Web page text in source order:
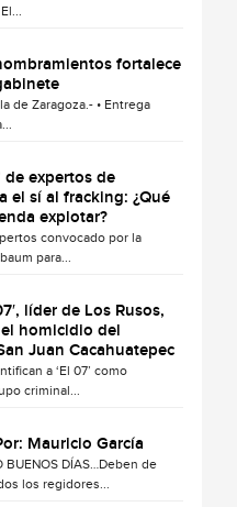
fortalece
de Zaragoza.- • Entrega
de expertos de
el sí al fracking: ¿Qué
explotar?
convocado por la
para...
líder de Los Rusos,
homicidio del
Juan Cacahuatepec
a ‘El 07’ como
criminal...
Mauricio García
BUENOS DÍAS…Deben de
los regidores...